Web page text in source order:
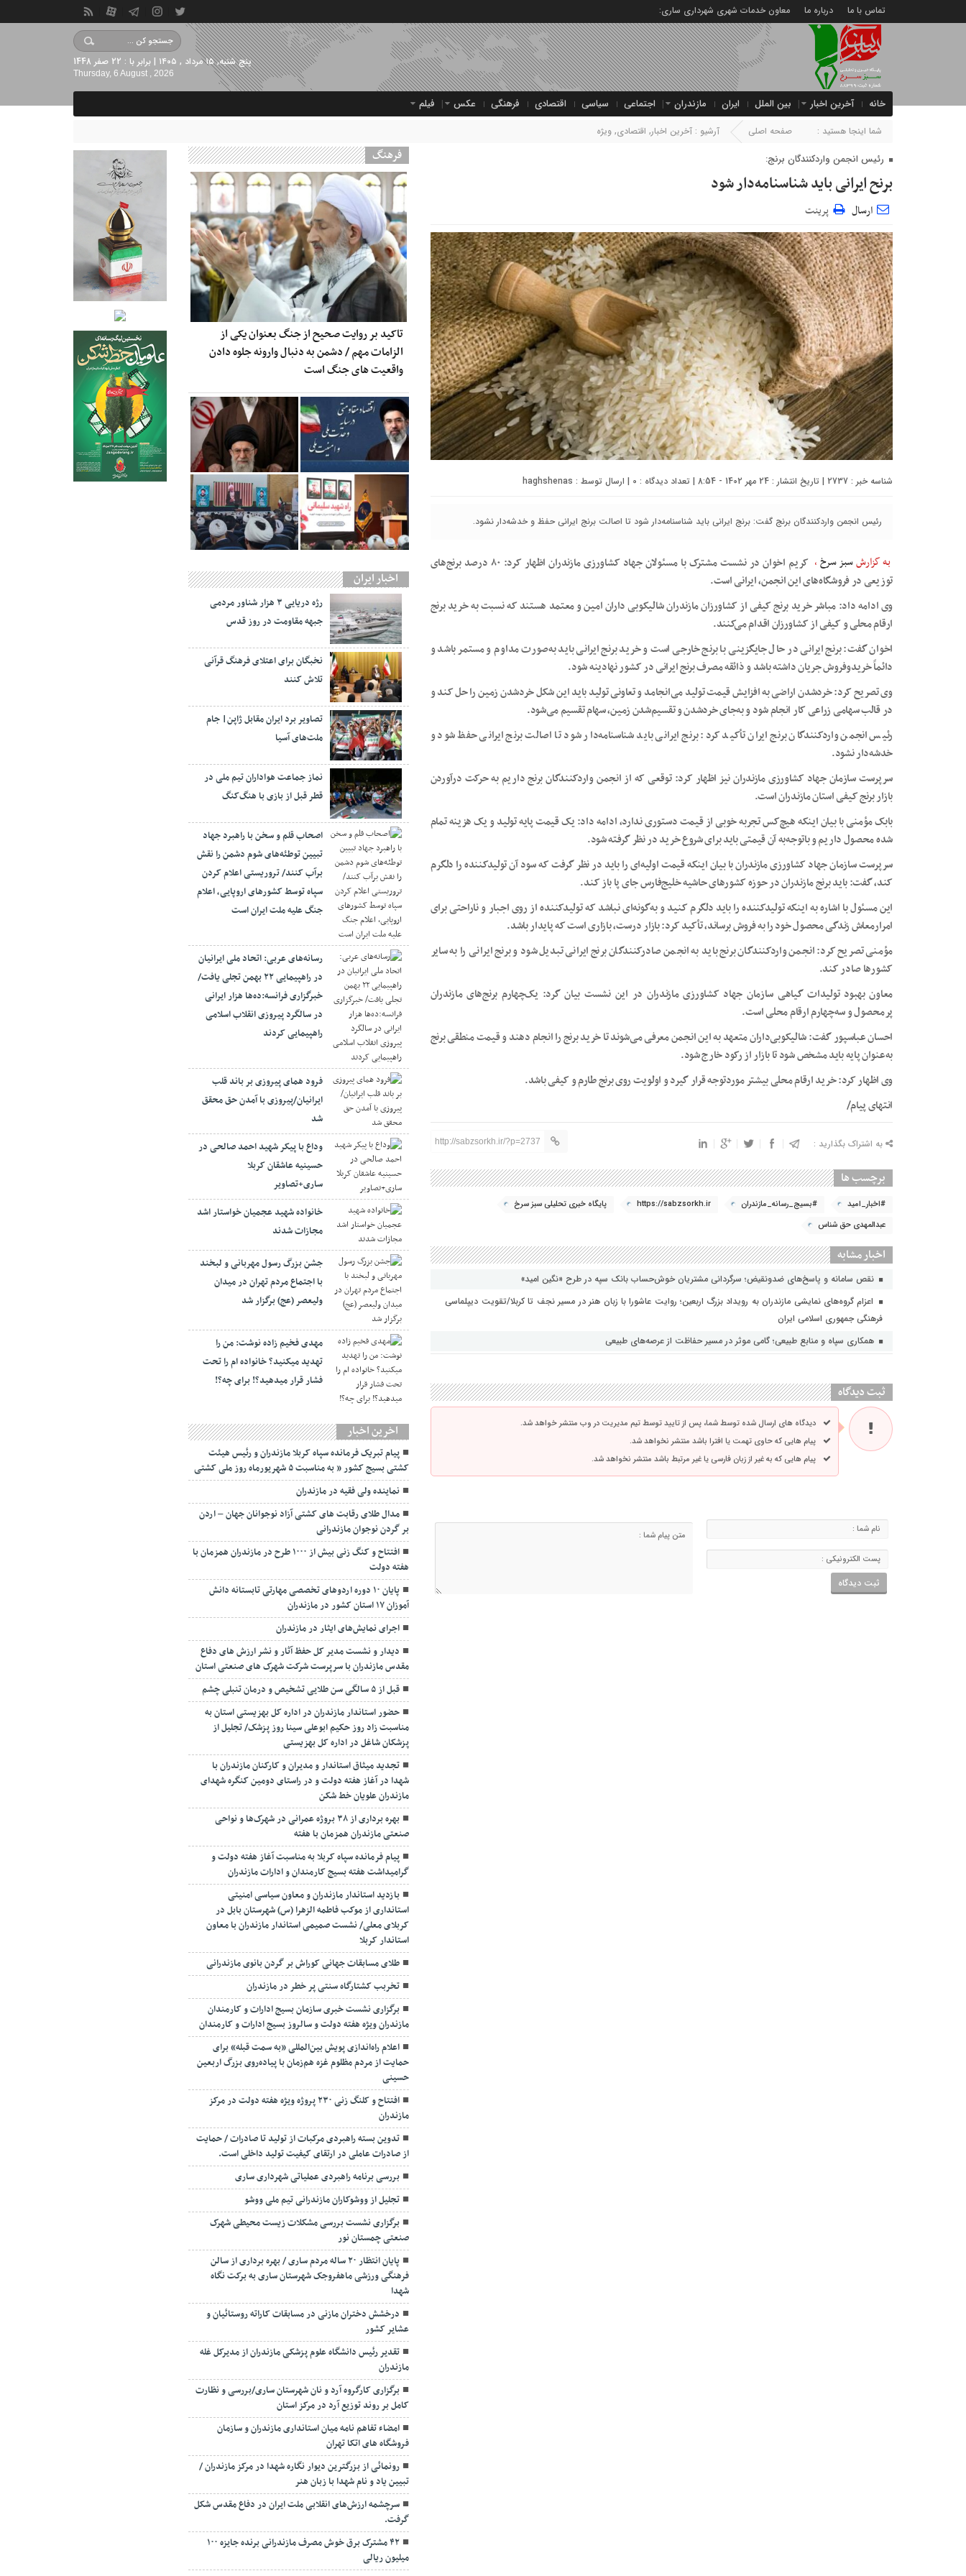
تماس با ما درباره ما معاون خدمات شهری شهرداری ساری:
پنج شنبه, ۱۵ مرداد , ۱۴۰۵ | برابر با : 22 صفر 1448
Thursday, 6 August , 2026
خانه آخرین اخبار بین الملل ایران مازندران اجتماعی سیاسی اقتصادی فرهنگی عکس فیلم
شما اینجا هستید : صفحه اصلی آرشیو : آخرین اخبار, اقتصادی, ویژه
رئیس انجمن واردکنندگان برنج:
برنح ایرانی باید شناسنامه‌دار شود
ارسال پرینت
شناسه خبر : 2737 | تاریخ انتشار : 24 مهر 1402 - 8:54 | تعداد دیدگاه : 0 | ارسال توسط : haghshenas
رئیس انجمن واردکنندگان برنج گفت: برنج ایرانی باید شناسنامه‌دار شود تا اصالت برنج ایرانی حفظ و خدشه‌دار نشود.
به گزارشسبز سرخ ،
کریم اخوان در نشست مشترک با مسئولان جهاد کشاورزی مازندران اظهار کرد: ۸۰ درصد برنج‌های
توزیعی در فروشگاه‌های این انجمن، ایرانی است.
وی ادامه داد: مباشر خرید برنج کیفی از کشاورزان مازندران شالیکوبی داران امین و معتمد هستند که نسبت به خرید برنج
ارقام محلی و کیفی از کشاورزان اقدام می‌کنند.
اخوان گفت: برنج ایرانی در حال جایگزینی با برنج خارجی است و خرید برنج ایرانی باید به‌صورت مداوم و مستمر باشد و
دائماً خریدوفروش جریان داشته باشد و ذائقه مصرف برنج ایرانی در کشور نهادینه شود.
وی تصریح کرد: خردشدن اراضی به افزایش قیمت تولید می‌انجامد و تعاونی تولید باید این شکل خردشدن زمین را حل کند و
در قالب سهامی زراعی کار انجام شود و به‌جای خردشدن و تقسیم‌شدن زمین، سهام تقسیم می‌شود.
رئیس انجمن واردکنندگان برنج ایران تأکید کرد: برنج ایرانی باید شناسنامه‌دار شود تا اصالت برنج ایرانی حفظ شود و
خدشه‌دار نشود.
سرپرست سازمان جهاد کشاورزی مازندران نیز اظهار کرد: توقعی که از انجمن واردکنندگان برنج داریم به حرکت درآوردن
بازار برنج کیفی استان مازندران است.
بابک مؤمنی با بیان اینکه هیچ‌کس تجربه خوبی از قیمت دستوری ندارد، ادامه داد: یک قیمت پایه تولید و یک هزینه تمام
شده محصول داریم و باتوجه‌به آن قیمتی باید برای شروع خرید در نظر گرفته شود.
سرپرست سازمان جهاد کشاورزی مازندران با بیان اینکه قیمت اولیه‌ای را باید در نظر گرفت که سود آن تولیدکننده را دلگرم
کند، گفت: باید برنج مازندران در حوزه کشورهای حاشیه خلیج‌فارس جای پا باز کند.
این مسئول با اشاره به اینکه تولیدکننده را باید دلگرم کنید و به‌گونه‌ای نباشد که تولیدکننده از روی اجبار و ناراحتی برای
امرارمعاش زندگی محصول خود را به فروش برساند، تأکید کرد: بازار درست، بازاری است که پایدار باشد.
مؤمنی تصریح کرد: انجمن واردکنندگان برنج باید به انجمن صادرکنندگان برنج ایرانی تبدیل شود و برنج ایرانی را به سایر
کشورها صادر کند.
معاون بهبود تولیدات گیاهی سازمان جهاد کشاورزی مازندران در این نشست بیان گرد: یک‌چهارم برنج‌های مازندران
پرمحصول و سه‌چهارم ارقام محلی است.
احسان عباسپور گفت: شالیکوبی‌داران متعهد به این انجمن معرفی می‌شوند تا خرید برنج را انجام دهند و قیمت منطقی برنج
به‌عنوان پایه باید مشخص شود تا بازار از رکود خارج شود.
وی اظهار کرد: خرید ارقام محلی بیشتر موردتوجه قرار گیرد و اولویت روی برنج طارم و کیفی باشد.
انتهای پیام/
به اشتراک بگذارید : http://sabzsorkh.ir/?p=2737
برچسب ها
#اخبار_امید #بسیج_رسانه_مازندران https://sabzsorkh.ir
پایگاه خبری تحلیلی سبز سرخ
عبدالمهدی حق شناس
اخبار مشابه
نقص سامانه و پاسخ‌های ضدونقیض؛ سرگردانی مشتریان خوش‌حساب بانک سپه در طرح «نگین امید»
اعزام گروه‌های نمایشی مازندران به رویداد بزرگ اربعین؛ روایت عاشورا با زبان هنر در مسیر نجف تا کربلا/تقویت دیپلماسی
فرهنگی جمهوری اسلامی ایران
همکاری سپاه و منابع طبیعی؛ گامی موثر در مسیر حفاظت از عرصه‌های طبیعی
ثبت دیدگاه
دیدگاه های ارسال شده توسط شما، پس از تایید توسط تیم مدیریت در وب منتشر خواهد شد.
پیام هایی که حاوی تهمت یا افترا باشد منتشر نخواهد شد.
پیام هایی که به غیر از زبان فارسی یا غیر مرتبط باشد منتشر نخواهد شد.
فرهنگ
تاکید بر روایت صحیح از جنگ بعنوان یکی از
الزامات مهم / دشمن به دنبال وارونه جلوه دادن
واقعیت های جنگ است
اخبار ایران
رژه دریایی ۳ هزار شناور مردمی
جبهه مقاومت در روز قدس
نخبگان برای اعتلای فرهنگ قرآنی
تلاش کنند
تصاویر برد ایران مقابل ژاپن| جام
ملت‌های آسیا
نماز جماعت هواداران تیم ملی در
قطر قبل از بازی با هنگ‌کنگ
اصحاب قلم و سخن با راهبرد جهاد
تبیین توطئه‌های شوم دشمن را نقش
برآب کنند/ تروریستی اعلام کردن
سپاه توسط کشورهای اروپایی، اعلام
جنگ علیه ملت ایران است
رسانه‌های عربی: اتحاد ملی ایرانیان
در راهپیمایی ۲۲ بهمن تجلی یافت/
خبرگزاری فرانسه:ده‌ها هزار ایرانی
در سالگرد پیروزی انقلاب اسلامی
راهپیمایی کردند
فرود همای پیروزی بر باند قلب
ایرانیان/پیروزی با آمدن حق محقق
شد
وداع با پیکر شهید احمد صالحی‌ در
حسینیه عاشقان کربلا
ساری+تصاویر
خانواده شهید عجمیان خواستار اشد
مجازات شدند
جشن بزرگ رسول مهربانی و لبخند
با اجتماع مردم تهران در میدان
ولیعصر (عج) برگزار شد
مهدی فخیم زاده نوشت: من را
تهدید میکنید؟ خانواده ام را‌ تحت
فشار قرار میدهید؟! برای چه؟!
اخرین اخبار
پیام تبریک فرمانده سپاه کربلا مازندران و رئیس هیئت
کشتی بسیج کشور ” به مناسبت ۵ شهریورماه روز ملی کشتی
نماينده ولی فقیه در مازندران
مدال طلای رقابت های کشتی آزاد نوجوانان جهان – اردن
بر گردن نوجوان مازندرانی
افتتاح و کنگ زنی بیش از ۱۰۰۰ طرح در مازندران همزمان با
هفته دولت
پایان ۱۰ دوره اردوهای تخصصی مهارتی تابستانه دانش
آموزان ۱۷ استان کشور در مازندران
اجرای نمایش‌های ایثار در مازندران
دیدار و نشست مدیر کل حفظ آثار و نشر ارزش های دفاع
مقدس مازندران با سرپرست شرکت شهرک های صنعتی استان
قبل از ۵ سالگی سن طلایی تشخیص و درمان تنبلی چشم
حضور استاندار مازندران در اداره کل بهزیستی استان به
مناسبت زاد روز حکیم ابوعلی سینا روز پزشک/ تجلیل از
پزشکان شاغل در اداره کل بهزیستی
تجدید میثاق استاندار و مدیران و کارکنان مازندران با
شهدا در آغاز هفته دولت و در راستای دومین کنگره شهدای
مازندران علویان خط شکن
بهره برداری از ۳۸ بروژه عمرانی در شهرک‌ها و نواحی
صنعتی مازندران همزمان با هفته
پیام فرمانده سپاه کربلا به مناسبت آغاز هفته دولت و
گرامیداشت هفته بسیج کارمندان و ادارات مازندران
بازدید استاندار مازندران و معاون سیاسی امنیتی
استانداری از موکب فاطمه الزهرا (س) شهرستان بابل در
کربلای معلی/ نشست صمیمی استاندار مازندران با معاون
استاندار کربلا
طلای مسابقات جهانی کوراش بر گردن بانوی مازندرانی
تخربب کشتارگاه سنتی پر خطر در مازندران
برگزاری نشست خبری سازمان بسیج ادارات و کارمندان
مازندران ویژه هفته دولت و سالروز بسیج ادارات و کارمندان
اعلام راه‌اندازی پویش بین‌المللی «به سمت قبله» برای
حمایت از مردم مظلوم غزه هم‌زمان با پیاده‌روی بزرگ اربعین
حسینی
افتتاح و کلنگ زنی ۲۳۰ پروژه ویژه هفته دولت در مرکز
مازندران
تدوین بسته راهبردی مرکبات از تولید تا صادرات / حمایت
از صادرات عاملی در ارتقای کیفیت تولید داخلی است.
بررسی برنامه راهبردی عملیاتی شهرداری ساری
تجلیل از ووشوکاران مازندرانی تیم ملی ووشو
برگزاری نشست بررسی مشکلات زیست محیطی شهرک
صنعتی چمستان نور
پایان انتظار ۲۰ ساله مردم ساری / بهره برداری از سالن
فرهنگی ورزشی ماهفروجک شهرستان ساری به برکت نگاه
شهدا
درخشش دختران مازنی در مسابقات کاراته روستائیان و
عشایر کشور
تقدیر رئیس دانشگاه علوم پزشکی مازندران از مدیرکل غله
مازندران
برگزاری کارگروه آرد و نان شهرستان ساری/بررسی و نظارت
کامل بر روند توزیع آرد در مرکز استان
امضاء تفاهم نامه میان استانداری مازندران و سازمان
فروشگاه های اتکا تهران
رونمائی از بزرگترین دیوار نگاره شهدا در مرکز مازندران /
تبیین یاد و نام شهدا با زبان هنر
سرچشمه ارزش‌های انقلابی ملت ایران در دفاع مقدس شکل
گرفت.
۴۲ مشترک برق خوش مصرف مازندرانی برنده جایزه ۱۰۰
میلیون ریالی